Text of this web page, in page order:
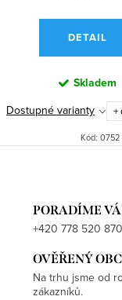
DETAIL
Skladem
Dostupné varianty
+
Kód: 0752
PORADÍME
+420 778 520
OVĚŘENÝ
Na trhu jsme od
zákazníků.